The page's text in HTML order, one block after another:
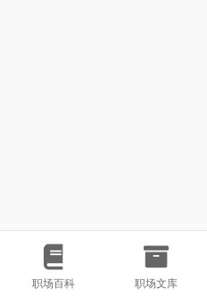
职场百科 职场文库